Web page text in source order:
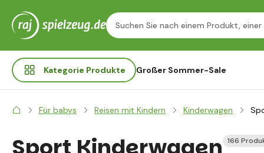
Kategorie Produkte Großer Sommer-Sale
Für babys Reisen mit Kindern Kinderwagen
166